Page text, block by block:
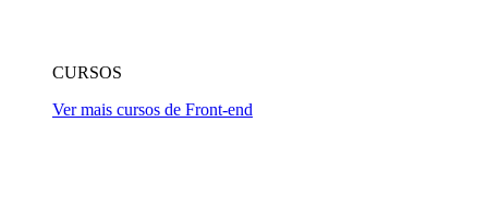
CURSOS
Ver mais cursos de Front-end